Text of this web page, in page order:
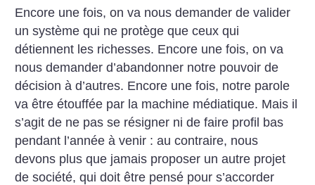
Encore une fois, on va nous demander de valider
un système qui ne protège que ceux qui
détiennent les richesses. Encore une fois, on va
nous demander d’abandonner notre pouvoir de
décision à d’autres. Encore une fois, notre parole
va être étouffée par la machine médiatique. Mais il
s’agit de ne pas se résigner ni de faire profil bas
pendant l’année à venir : au contraire, nous
devons plus que jamais proposer un autre projet
de société, qui doit être pensé pour s’accorder